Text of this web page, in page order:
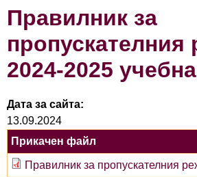
Правилник за
пропускателния
2024-2025
Дата за сайта:
13.09.2024
Прикачен файл
Правилник за пропускателния